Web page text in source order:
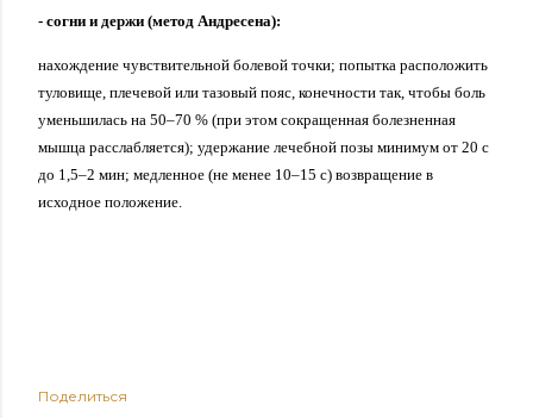
- согни и держи (метод Андресена):
нахождение чувствительной болевой точки; попытка расположить
туловище, плечевой или тазовый пояс, конечности так, чтобы боль
уменьшилась на 50–70 % (при этом сокращенная болезненная
мышца расслабляется); удержание лечебной позы минимум от 20 с
до 1,5–2 мин; медленное (не менее 10–15 с) возвращение в
исходное положение.
Поделиться